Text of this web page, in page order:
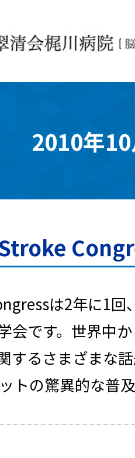
2010年
は2年に1回
会です。世界中
するさまざまな
トの驚異的な